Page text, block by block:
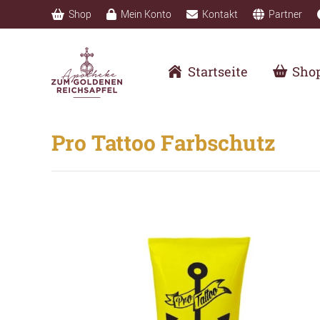
Shop Mein Konto Kontakt Partner
Startseite
Pro Tattoo Farbschutz